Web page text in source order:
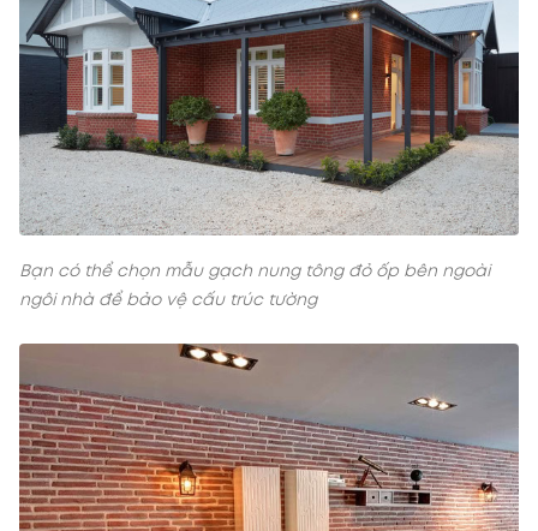
Bạn có thể chọn mẫu gạch nung tông đỏ ốp bên ngoài
ngôi nhà để bảo vệ cấu trúc tường